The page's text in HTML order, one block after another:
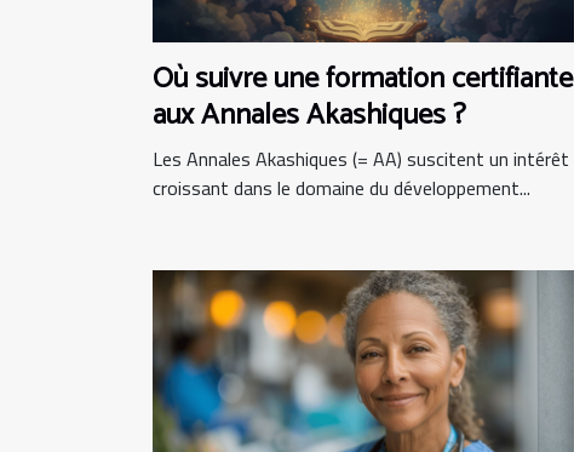
Où suivre une formation certifiante
aux Annales Akashiques ?
Les Annales Akashiques (= AA) suscitent un intérêt
croissant dans le domaine du développement...